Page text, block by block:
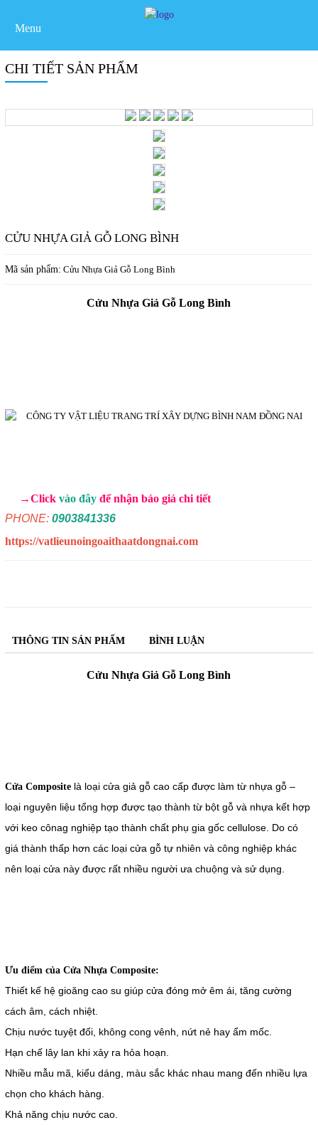
Menu
CHI TIẾT SẢN PHẨM
CỬU NHỰA GIẢ GỖ LONG BÌNH
Mã sản phẩm: Cửu Nhựa Giả Gỗ Long Bình
Cửu Nhựa Giả Gỗ Long Bình
→Click vào đâyđể nhận báo giá chi tiết
PHONE: 0903841336
https://vatlieunoingoaithaatdongnai.com
THÔNG TIN SẢN PHẨM BÌNH LUẬN
Cửu Nhựa Giả Gỗ Long Bình
Cửa Compositelà loại cửa giả gỗ cao cấp được làm từ nhựa gỗ –
loại nguyên liệu tổng hợp được tạo thành từ bột gỗ và nhựa kết hợp
với keo cônag nghiệp tạo thành chất phụ gia gốc cellulose. Do có
giá thành thấp hơn các loại cửa gỗ tự nhiên và công nghiệp khác
nên loại cửa này được rất nhiều người ưa chuộng và sử dụng.
Ưu điểm của Cửa Nhựa Composite:
Thiết kế hệ gioăng cao su giúp cửa đóng mở êm ái, tăng cường
cách âm, cách nhiệt.
Chịu nước tuyệt đối, không cong vênh, nứt nẻ hay ẩm mốc.
Hạn chế lây lan khi xảy ra hỏa hoạn.
Nhiều mẫu mã, kiểu dáng, màu sắc khác nhau mang đến nhiều lựa
chọn cho khách hàng.
Khả năng chịu nước cao.